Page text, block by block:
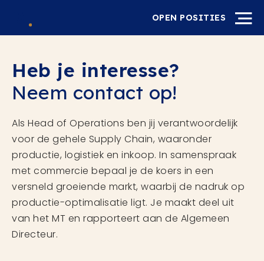
OPEN POSITIES
Heb je interesse?
Neem contact op!
Als Head of Operations ben jij verantwoordelijk
voor de gehele Supply Chain, waaronder
productie, logistiek en inkoop. In samenspraak
met commercie bepaal je de koers in een
versneld groeiende markt, waarbij de nadruk op
productie-optimalisatie ligt. Je maakt deel uit
van het MT en rapporteert aan de Algemeen
Directeur.